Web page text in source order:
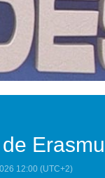
12:00 (UTC+2)